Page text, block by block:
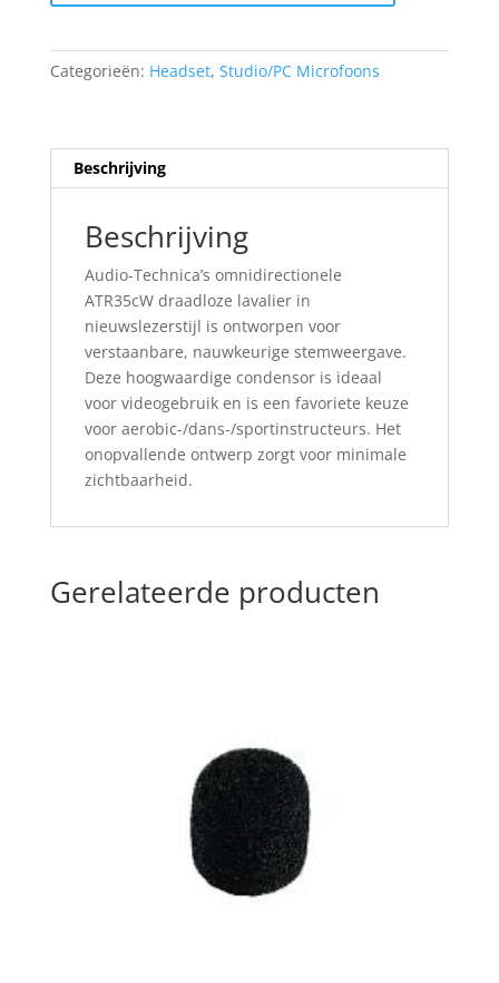
ATR35CW
Categorieën: Headset, Studio/PC Microfoons
Beschrijving
Beschrijving
Audio-Technica’s omnidirectionele
ATR35cW draadloze lavalier in
nieuwslezerstijl is ontworpen voor
verstaanbare, nauwkeurige stemweergave.
Deze hoogwaardige condensor is ideaal
voor videogebruik en is een favoriete keuze
voor aerobic-/dans-/sportinstructeurs. Het
onopvallende ontwerp zorgt voor minimale
zichtbaarheid.
Gerelateerde producten